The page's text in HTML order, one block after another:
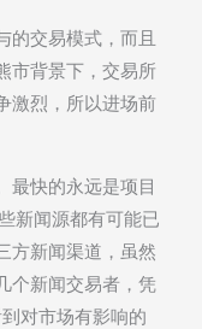
的交易模式，而且
市背景下，交易所
激烈，所以进场前
最快的永远是项目
新闻源都有可能已
方新闻渠道，虽然
个新闻交易者，凭
对市场有影响的